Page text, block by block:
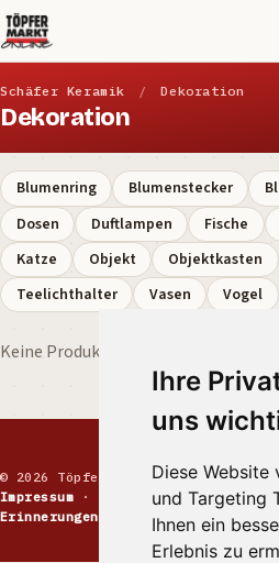
Ihre
uns
Diese Website
und Targeting
Ihnen ein
Erlebnis zu
Schäfer Keramik / Dekoration
Dekoration
Blumenring Blumenstecker
Dosen
Duftlampen Fische
Katze
Objekt Objektkasten
Teelichthalter
Vasen Vogel
Keine Produkte gefunden.
© 2026 Töpfermarkt · Handgemachte
Impressum · Kontakt ·Datenschutz
Erinnerungen